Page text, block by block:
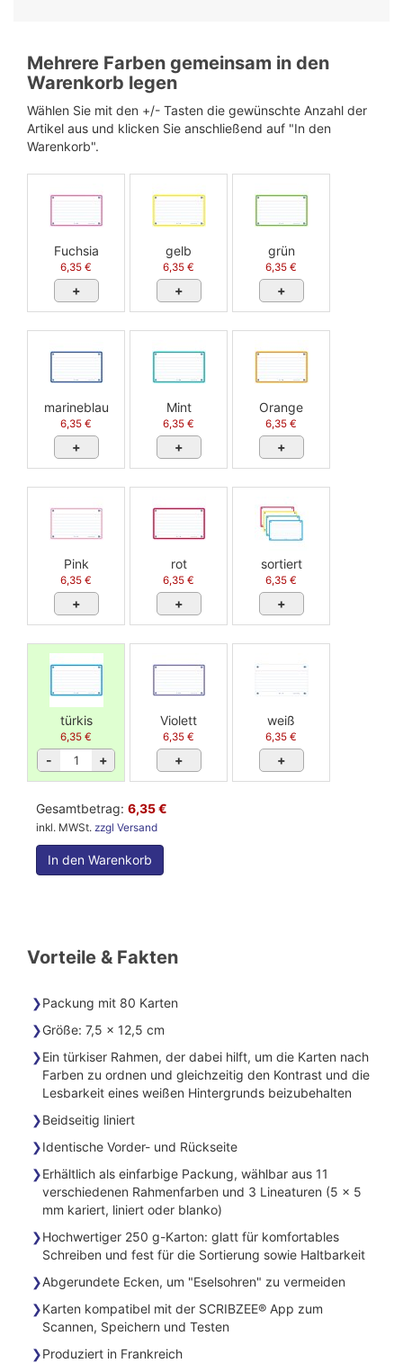
Mehrere Farben gemeinsam in den
Warenkorb legen
Wählen Sie mit den +/- Tasten die gewünschte Anzahl der
Artikel aus und klicken Sie anschließend auf "In den
Warenkorb".
Fuchsia
6,35 €
+
gelb
6,35 €
+
grün
6,35 €
+
marineblau
6,35 €
+
Mint
6,35 €
+
Orange
6,35 €
+
Pink
6,35 €
+
rot
6,35 €
+
sortiert
6,35 €
+
türkis
6,35 €
- +
Violett
6,35 €
+
weiß
6,35 €
+
Gesamtbetrag: 6,35 €
inkl. MWSt. zzgl Versand
In den Warenkorb
Vorteile & Fakten
Packung mit 80 Karten
Größe: 7,5 x 12,5 cm
Ein türkiser Rahmen, der dabei hilft, um die Karten nach
Farben zu ordnen und gleichzeitig den Kontrast und die
Lesbarkeit eines weißen Hintergrunds beizubehalten
Beidseitig liniert
Identische Vorder- und Rückseite
Erhältlich als einfarbige Packung, wählbar aus 11
verschiedenen Rahmenfarben und 3 Lineaturen (5 x 5
mm kariert, liniert oder blanko)
Hochwertiger 250 g-Karton: glatt für komfortables
Schreiben und fest für die Sortierung sowie Haltbarkeit
Abgerundete Ecken, um "Eselsohren" zu vermeiden
Karten kompatibel mit der SCRIBZEE® App zum
Scannen, Speichern und Testen
Produziert in Frankreich